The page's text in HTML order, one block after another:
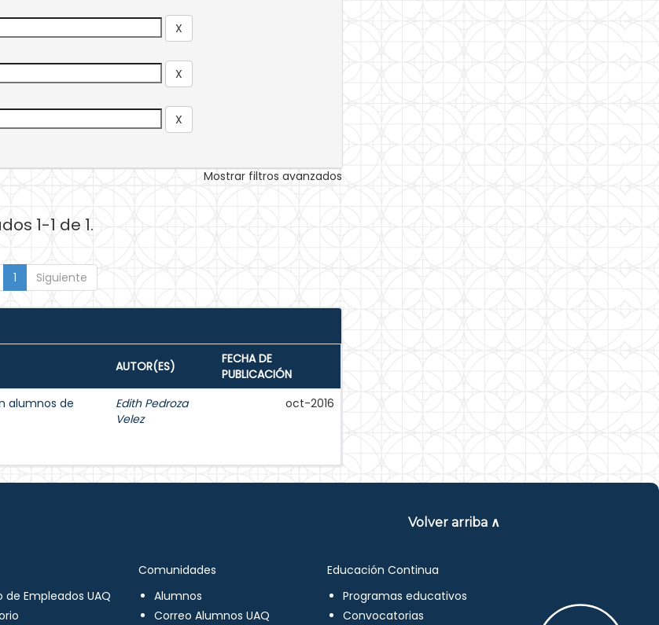
Mostrar filtros avanzados
1-1 de 1.
1 Siguiente
AUTOR(ES)
FECHA DE
PUBLICACIÓN
alumnos de
Edith Pedroza
Velez
oct-2016
Volver arriba ∧
de Empleados UAQ
Comunidades
Alumnos
Correo Alumnos UAQ
Educación Continua
Programas educativos
Convocatorias